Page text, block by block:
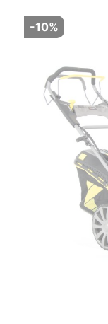
-10%